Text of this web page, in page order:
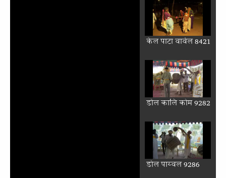
केल पाटा वार्वल 8421
डोल कालि कोम 9282
डोल पाय्वल 9286